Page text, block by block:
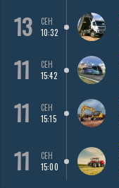
13
СЕН
10:32
11
СЕН
15:42
11
СЕН
15:15
11
СЕН
15:00